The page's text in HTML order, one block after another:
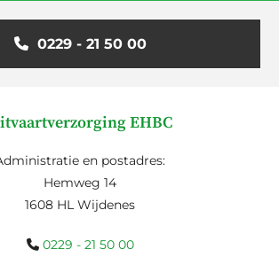
0229 - 21 50 00
EHBC
en postadres:
Hemweg 14
1608 HL Wijdenes
 0229 - 21 50 00